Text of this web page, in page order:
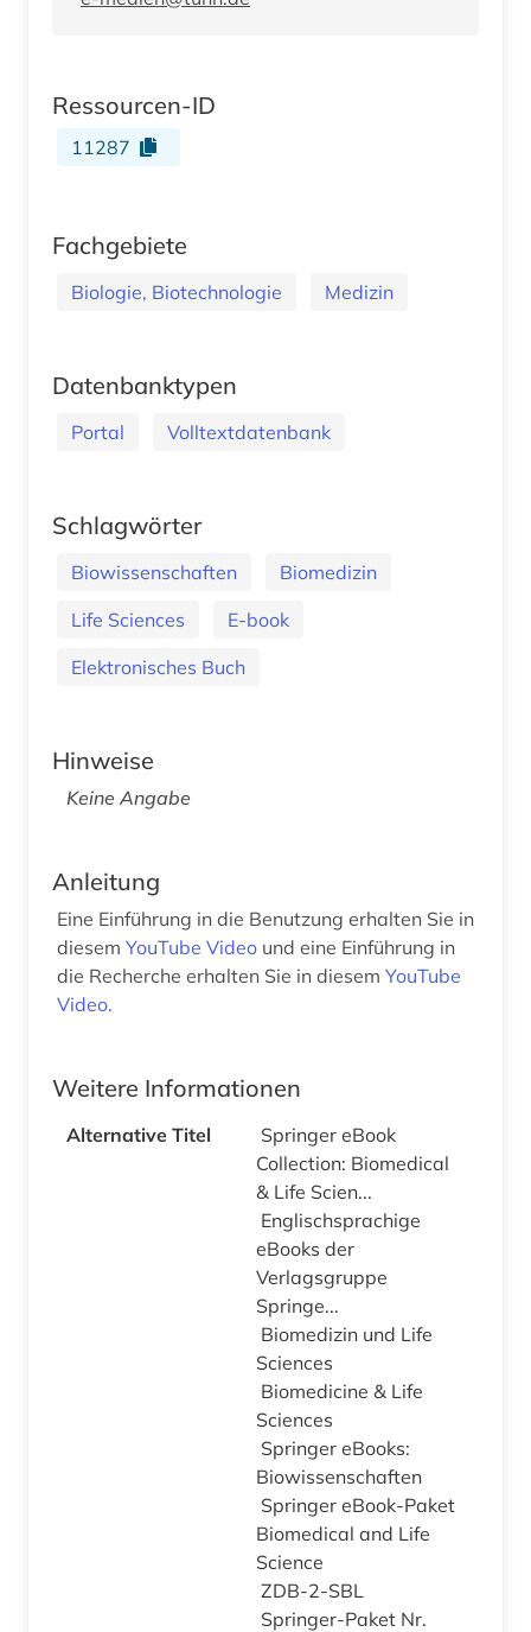
Ressourcen-ID
11287
Fachgebiete
Biologie, Biotechnologie Medizin
Datenbanktypen
Portal Volltextdatenbank
Schlagwörter
Biowissenschaften
Biomedizin
Life Sciences
E-book
Elektronisches Buch
Hinweise
Keine Angabe
Anleitung
Eine Einführung in die Benutzung erhalten Sie in
diesem YouTube Video und eine Einführung in
die Recherche erhalten Sie in diesem YouTube
Video.
Weitere Informationen
Alternative Titel
Springer eBook
Collection: Biomedical
& Life Scien...
Englischsprachige
eBooks der
Verlagsgruppe
Springe...
Biomedizin und Life
Sciences
Biomedicine & Life
Sciences
Springer eBooks:
Biowissenschaften
Springer eBook-Paket
Biomedical and Life
Science
ZDB-2-SBL
Springer-Paket Nr.